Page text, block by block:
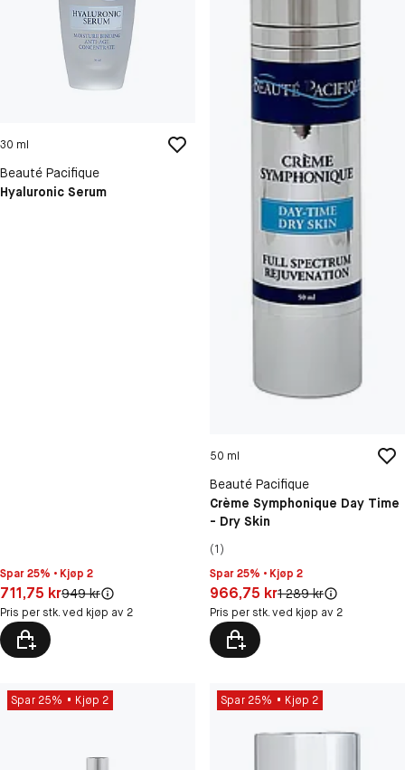
30 ml
Beauté Pacifique
Hyaluronic Serum
Spar 25% • Kjøp 2
Pris: 711,75 kr
711,75 krOriginal pris:
949 kr
Pris per stk. ved kjøp av 2
50 ml
Beauté Pacifique
Crème Symphonique Day Time
- Dry Skin
(1)
Spar 25% • Kjøp 2
Pris: 966,75 kr
966,75 krOriginal pris:
1 289 kr
Pris per stk. ved kjøp av 2
Spar 25% Kjøp 2 Spar 25% Kjøp 2